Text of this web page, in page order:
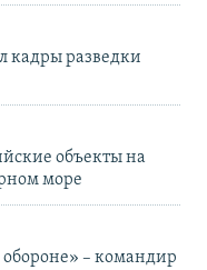
кадры разведки
объекты на
море
– командир